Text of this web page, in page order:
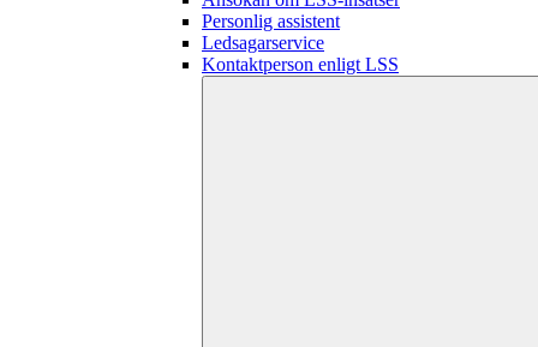
Personlig assistent
Ledsagarservice
Kontaktperson enligt LSS